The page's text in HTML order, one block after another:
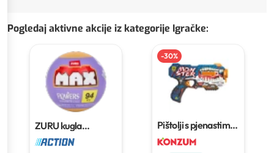
Pogledaj aktivne akcije iz kategorije Igračke:
ZURU kugla
iznenađenja s
cvijetom94 PCS
-30%
Pištolji s pjenastim
mecima